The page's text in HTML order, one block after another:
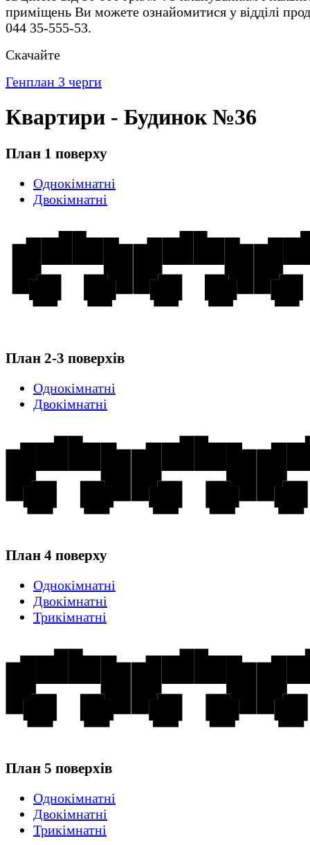
приміщень Ви можете ознайомитися у відділі
044 35-555-53.
Скачайте
Генплан 3 черги
Квартири - Будинок №36
План 1 поверху
Однокімнатні
Двокімнатні
План 2-3 поверхів
Однокімнатні
Двокімнатні
План 4 поверху
Однокімнатні
Двокімнатні
Трикімнатні
План 5 поверхів
Однокімнатні
Двокімнатні
Трикімнатні